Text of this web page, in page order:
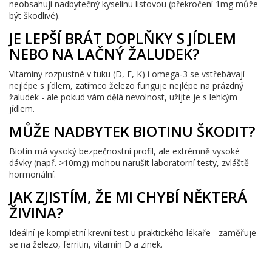
neobsahují nadbytečný kyselinu listovou (překročení 1mg může
být škodlivé).
JE LEPŠÍ BRÁT DOPLŇKY S JÍDLEM
NEBO NA LAČNÝ ŽALUDEK?
Vitamíny rozpustné v tuku (D, E, K) i omega‑3 se vstřebávají
nejlépe s jídlem, zatímco železo funguje nejlépe na prázdný
žaludek - ale pokud vám dělá nevolnost, užijte je s lehkým
jídlem.
MŮŽE NADBYTEK BIOTINU ŠKODIT?
Biotin má vysoký bezpečnostní profil, ale extrémně vysoké
dávky (např. >10mg) mohou narušit laboratorní testy, zvláště
hormonální.
JAK ZJISTÍM, ŽE MI CHYBÍ NĚKTERÁ
ŽIVINA?
Ideální je kompletní krevní test u praktického lékaře - zaměřuje
se na železo, ferritin, vitamín D a zinek.